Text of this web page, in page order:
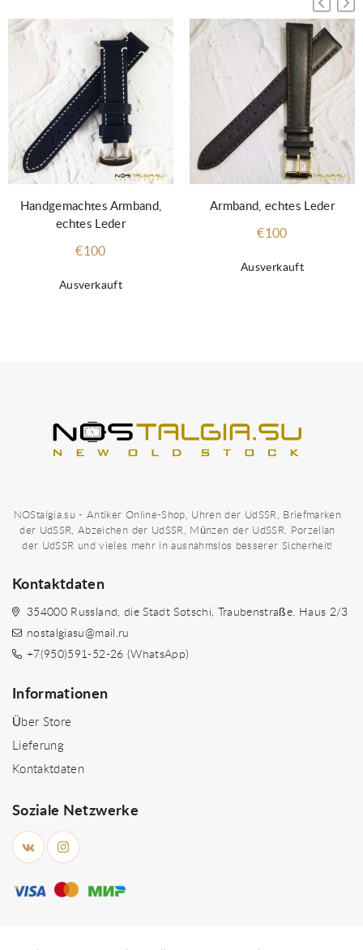
Ausverkauft
Handgemachtes Armband,
echtes Leder
€100
Ausverkauft
Armband, echtes Leder
€100
NOStalgia.su - Antiker Online-Shop, Uhren der UdSSR, Briefmarken
der UdSSR, Abzeichen der UdSSR, Münzen der UdSSR, Porzellan
der UdSSR und vieles mehr in ausnahmslos besserer Sicherheit!
Kontaktdaten
354000 Russland, die Stadt Sotschi, Traubenstraße. Haus 2/3
nostalgiasu@mail.ru
+7(950)591-52-26 (WhatsApp)
Informationen
Über Store
Lieferung
Kontaktdaten
Soziale Netzwerke